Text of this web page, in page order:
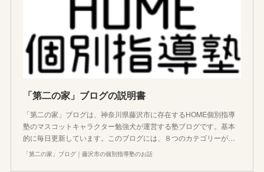
「第二の家」ブログの説明書
「第二の家」ブログは、神奈川県藤沢市に存在するHOME個別指導
塾のマスコットキャラクター勉強犬が運営する塾ブログです。基本
的に毎日更新しています。このブログには、８つのカテゴリーが…
「第二の家」ブログ｜藤沢市の個別指導塾のお話